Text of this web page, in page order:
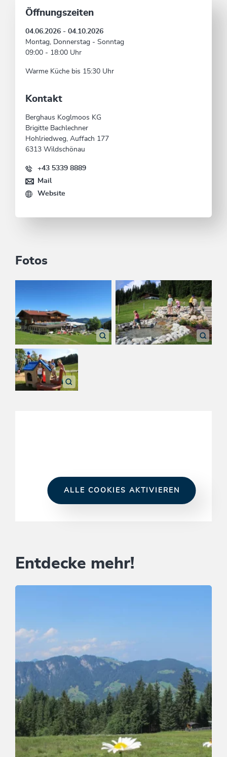
Fotos
ALLE COOKIES AKTIVIEREN
Öffnungszeiten
04.06.2026 - 04.10.2026
Montag, Donnerstag - Sonntag
09:00 - 18:00 Uhr
Warme Küche bis 15:30 Uhr
Kontakt
Berghaus Koglmoos KG
Brigitte Bachlechner
Hohlriedweg, Auffach 177
6313 Wildschönau
+43 5339 8889
Mail
Website
Entdecke mehr!